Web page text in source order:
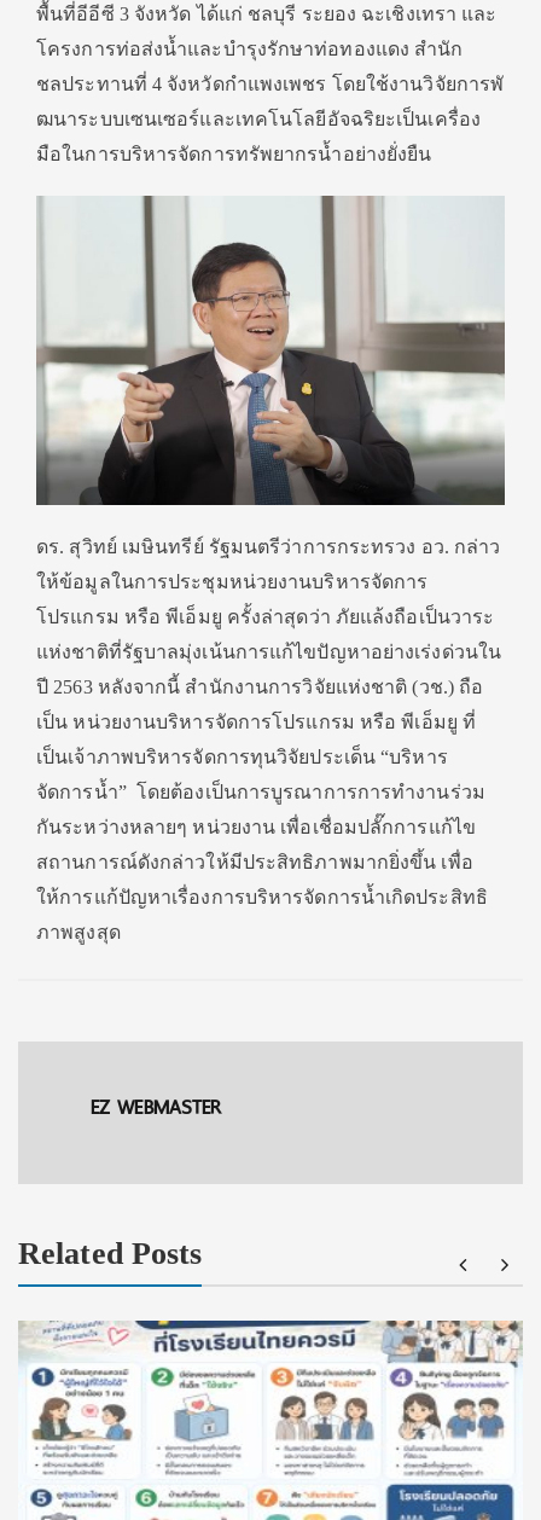
พื้นที่อีอีซี 3 จังหวัด ได้แก่ ชลบุรี ระยอง ฉะเชิงเทรา และ
โครงการท่อส่งน้ำและบำรุงรักษาท่อทองแดง สำนัก
ชลประทานที่ 4 จังหวัดกำแพงเพชร โดยใช้งานวิจัยการพั
ฒนาระบบเซนเซอร์และเทคโนโลยีอัจฉริยะเป็นเครื่อง
มือในการบริหารจัดการทรัพยากรน้ำอย่างยั่งยืน
ดร. สุวิทย์ เมษินทรีย์ รัฐมนตรีว่าการกระทรวง อว. กล่าว
ให้ข้อมูลในการประชุมหน่วยงานบริหารจัดการ
โปรแกรม หรือ พีเอ็มยู ครั้งล่าสุดว่า ภัยแล้งถือเป็นวาระ
แห่งชาติที่รัฐบาลมุ่งเน้นการแก้ไขปัญหาอย่างเร่งด่วนใน
ปี 2563 หลังจากนี้ สำนักงานการวิจัยแห่งชาติ (วช.) ถือ
เป็น หน่วยงานบริหารจัดการโปรแกรม หรือ พีเอ็มยู ที่
เป็นเจ้าภาพบริหารจัดการทุนวิจัยประเด็น “บริหาร
จัดการน้ำ” โดยต้องเป็นการบูรณาการการทำงานร่วม
กันระหว่างหลายๆ หน่วยงาน เพื่อเชื่อมปลั๊กการแก้ไข
สถานการณ์ดังกล่าวให้มีประสิทธิภาพมากยิ่งขึ้น เพื่อ
ให้การแก้ปัญหาเรื่องการบริหารจัดการน้ำเกิดประสิทธิ
ภาพสูงสุด
EZ WEBMASTER
Related Posts